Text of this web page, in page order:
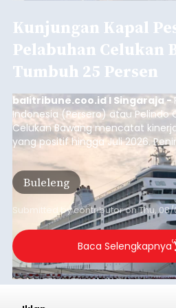
Kunjungan Kapal
Pelabuhan Celukan
Tumbuh 25 Persen
balitribune.coo.id I Singaraja -
Indonesia (Persero) atau Pelindo
Celukan Bawang mencatat
yang positif hingga Juli 2026.
dari arus kapal yang mencapai
Tonnage (GT), atau tumbuh 12,4
dibandingkan periode yang
yang tercatat sebesar 1,32 juta
Buleleng
Submitted bycontributoronThu,
Baca Selengkapnya